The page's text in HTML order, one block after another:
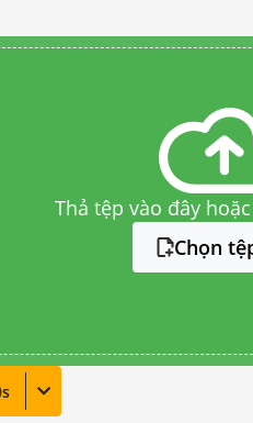
Thả tệp vào đây
Chọn
s